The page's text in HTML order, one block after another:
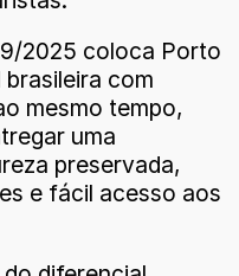
2025 coloca Porto
com
mesmo tempo,
uma
preservada,
e fácil acesso aos